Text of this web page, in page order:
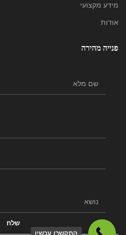
מידע מקצועי
אודות
פנייה מהירה
התקשרו עכשיו